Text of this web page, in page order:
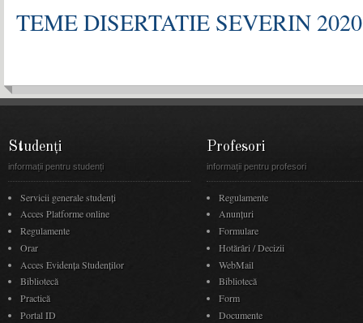
TEME DISERTATIE SEVERIN
Studenți
informații pentru studenți
Servicii generale studenți
Acces Platforme online
Regulamente
Orar
Acces Evidenţa Studenţilor
Bibliotecă
Practică
Portal ID
Profesori
informații pentru profesori
Regulamente
Anunţuri
Formulare
Hotărâri / Decizii
WebMail
Bibliotecă
Form
Documente